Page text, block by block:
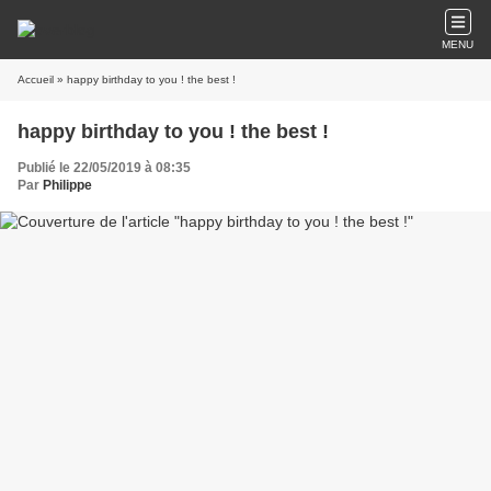
MENU
Accueil » happy birthday to you ! the best !
happy birthday to you ! the best !
Publié le 22/05/2019 à 08:35
Par Philippe